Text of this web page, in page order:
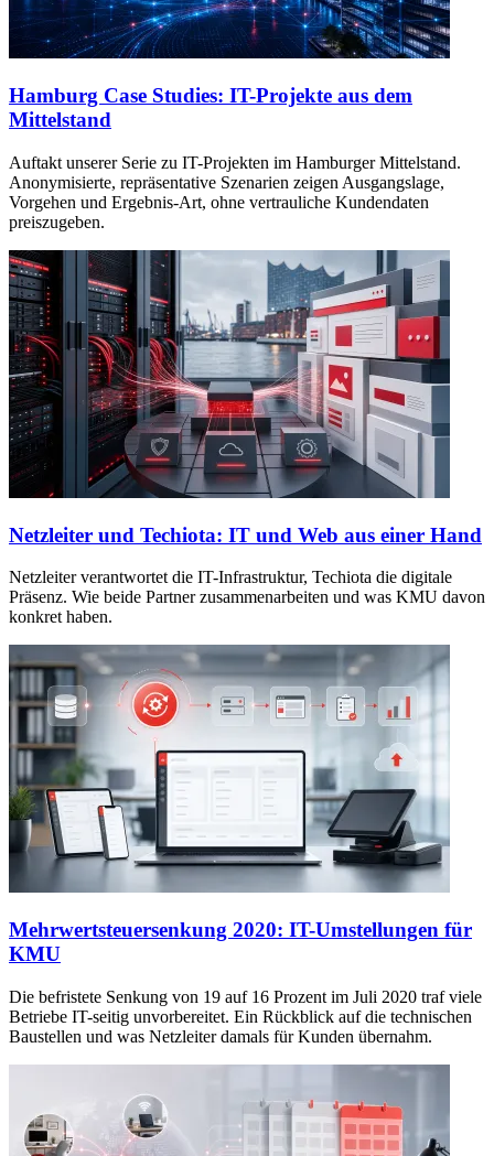
Hamburg Case Studies: IT-Projekte aus dem
Mittelstand
Auftakt unserer Serie zu IT-Projekten im Hamburger Mittelstand.
Anonymisierte, repräsentative Szenarien zeigen Ausgangslage,
Vorgehen und Ergebnis-Art, ohne vertrauliche Kundendaten
preiszugeben.
Netzleiter und Techiota: IT und Web aus einer Hand
Netzleiter verantwortet die IT-Infrastruktur, Techiota die digitale
Präsenz. Wie beide Partner zusammenarbeiten und was KMU davon
konkret haben.
Mehrwertsteuersenkung 2020: IT-Umstellungen für
KMU
Die befristete Senkung von 19 auf 16 Prozent im Juli 2020 traf viele
Betriebe IT-seitig unvorbereitet. Ein Rückblick auf die technischen
Baustellen und was Netzleiter damals für Kunden übernahm.